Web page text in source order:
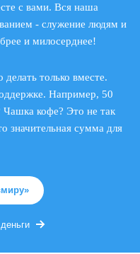
с вами. Вся наша
- служение людям и
и милосерднее!
только вместе.
Например, 50
Чашка кофе? Это не так
значительная сумма для